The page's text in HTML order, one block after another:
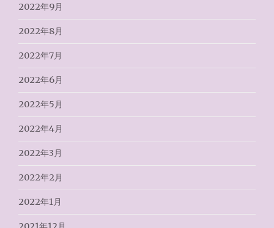
2022年9月
2022年8月
2022年7月
2022年6月
2022年5月
2022年4月
2022年3月
2022年2月
2022年1月